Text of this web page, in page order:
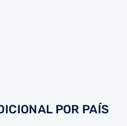
POR PAÍS